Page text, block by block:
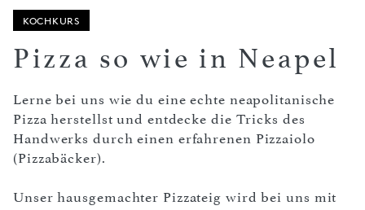
KOCHKURS
Pizza so wie in Neapel
Lerne bei uns wie du eine echte neapolitanische
Pizza herstellst und entdecke die Tricks des
Handwerks durch einen erfahrenen Pizzaiolo
(Pizzabäcker).
Unser hausgemachter Pizzateig wird bei uns mit